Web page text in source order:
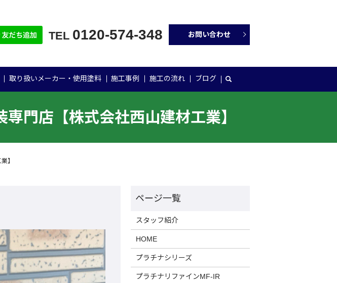
取り扱いメーカー・使用塗料 施工事例 施工の流れ ブログ
TEL 0120-574-348 お問い合わせ
門店【株式会社西山建材工業】
】
スタッフ紹介
HOME
プラチナシリーズ
プラチナリファインMF-IR